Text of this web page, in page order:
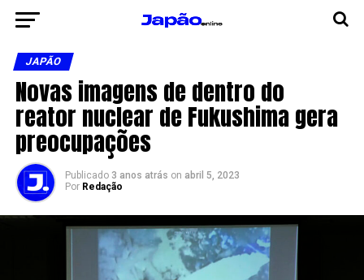
JAPÃO
Novas imagens de dentro do
reator nuclear de Fukushima gera
preocupações
Publicado 3 anos atrás on abril 5, 2023
Por Redação